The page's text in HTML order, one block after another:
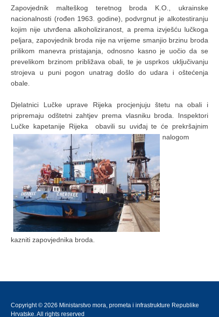
Zapovjednik malteškog teretnog broda K.O., ukrainske
nacionalnosti (rođen 1963. godine), podvrgnut je alkotestiranju
kojim nije utvrđena alkoholiziranost, a prema izvješću lučkoga
peljara, zapovjednik broda nije na vrijeme smanjio brzinu broda
prilikom manevra pristajanja, odnosno kasno je uočio da se
prevelikom brzinom približava obali, te je usprkos uključivanju
strojeva u puni pogon unatrag došlo do udara i oštećenja
obale.
Djelatnici Lučke uprave Rijeka procjenjuju štetu na obali i
pripremaju odštetni zahtjev prema vlasniku broda. Inspektori
Lučke kapetanije Rijeka obavili su uviđaj te će prekršajnim
nalogom
kazniti zapovjednika broda.
Copyright © 2026 Ministarstvo mora, prometa i infrastrukture Republike
Hrvatske. All rights reserved